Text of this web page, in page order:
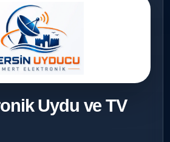
Uydu ve TV